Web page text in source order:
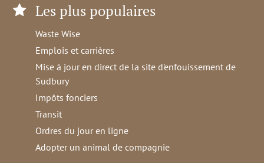
Les plus populaires
Waste Wise
Emplois et carrières
Mise à jour en direct de la site d'enfouissement de
Sudbury
Impôts fonciers
Transit
Ordres du jour en ligne
Adopter un animal de compagnie